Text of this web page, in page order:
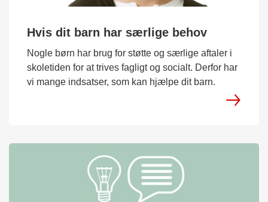
Hvis dit barn har særlige behov
Nogle børn har brug for støtte og særlige aftaler i
skoletiden for at trives fagligt og socialt. Derfor har
vi mange indsatser, som kan hjælpe dit barn.